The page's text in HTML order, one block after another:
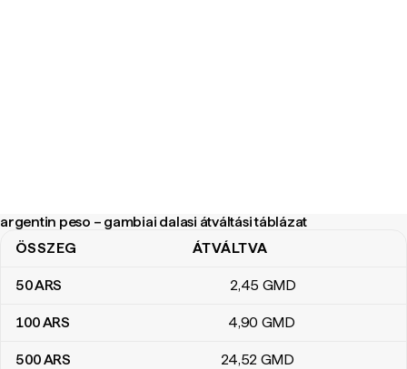
argentin peso – gambiai dalasi átváltási táblázat
argentin peso – gambiai dalasi átváltási táblázat
ÖSSZEG ÁTVÁLTVA
50ARS 2,45 GMD
100ARS 4,90 GMD
500ARS 24,52 GMD